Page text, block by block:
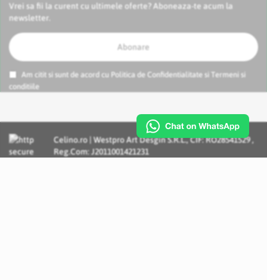
Vrei sa fii la curent cu ultimele oferte? Aboneaza-te acum la
newsletter.
Abonare
Am citit si sunt de acord cu Politica de Confidentialitate si
Termeni si
conditiile
Celino.ro | Westpro Art Desgin S.R.L., CIF: RO28541529 ,
Reg.Com: J2011001421231